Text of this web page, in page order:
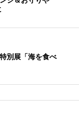
別展「海を食べ